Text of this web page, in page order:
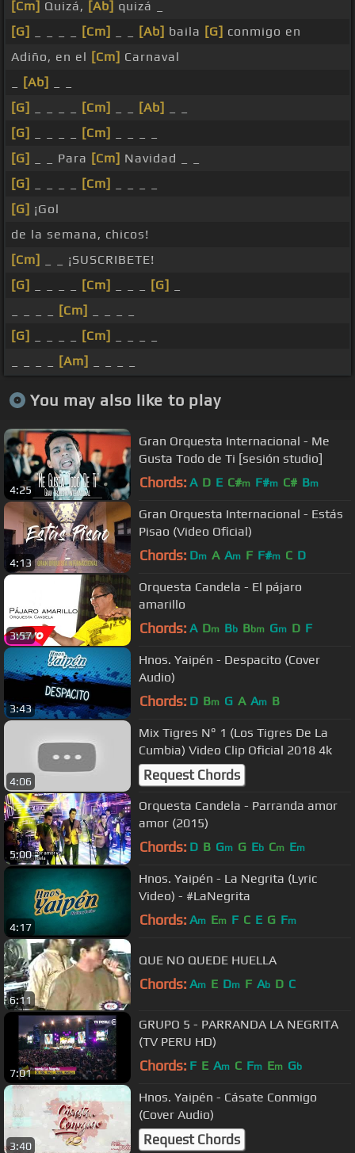
[Cm] Quizá, [Ab] quizá _
[G]
[Cm] [Ab] baila [G] conmigo en
Adiño, en el [Cm] Carnaval
[Ab]
[G]
[Cm] [Ab]
[G]
[Cm]
[G]
_ _ Para [Cm] Navidad _ _
[G]
[Cm]
[G] ¡Gol
de la semana, chicos!
[Cm]
_ _ ¡SUSCRIBETE!
[G]
[Cm] [G]
[Cm]
[G]
[Cm]
[Am]
You may also like to play
4:25
Gran Orquesta Internacional - Me
Gusta Todo de Ti [sesión studio]
Chords: A D E C#m F#m C# Bm
4:13
Gran Orquesta Internacional - Estás
Pisao (Video Oficial)
Chords: Dm A Am F F#m C D
3:57
Orquesta Candela - El pájaro
amarillo
Chords: A Dm Bb Bbm Gm D F
3:43
Hnos. Yaipén - Despacito (Cover
Audio)
Chords: D Bm G A Am B
4:06
Mix Tigres N° 1 (Los Tigres De La
Cumbia) Video Clip Oficial 2018 4k
Request Chords
5:00
Orquesta Candela - Parranda amor
amor (2015)
Chords: D B Gm G Eb Cm Em
4:17
Hnos. Yaipén - La Negrita (Lyric
Video) - #LaNegrita
Chords: Am Em F C E G Fm
6:11
QUE NO QUEDE HUELLA
Chords: Am E Dm F Ab D C
7:01
GRUPO 5 - PARRANDA LA NEGRITA
(TV PERU HD)
Chords: F E Am C Fm Em Gb
3:40
Hnos. Yaipén - Cásate Conmigo
(Cover Audio)
Request Chords